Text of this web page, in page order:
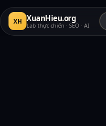
XH XuanHieu.org
Lab thực chiến · SEO · AI